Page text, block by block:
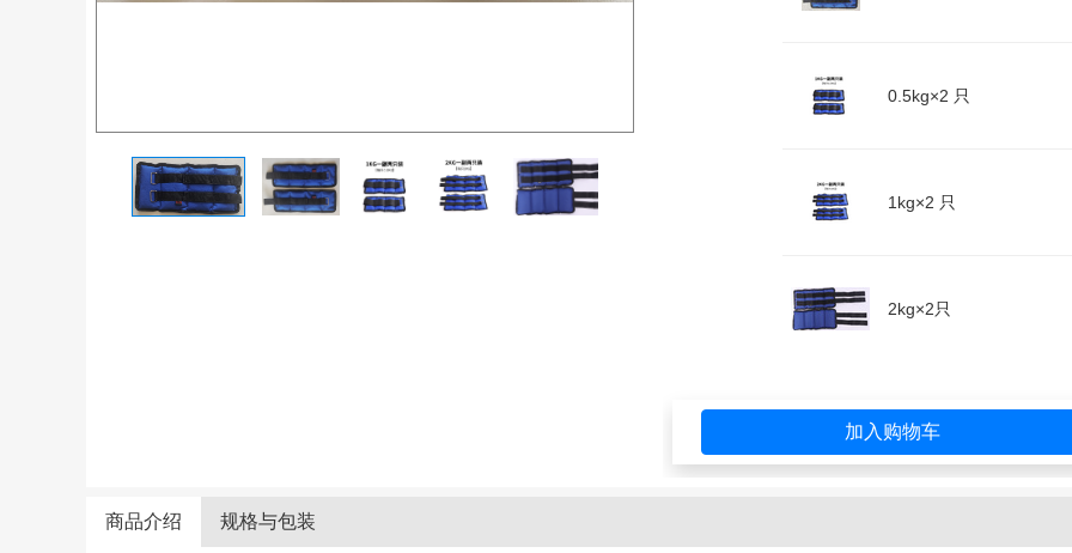
0.5kg×2 只
1kg×2 只
2kg×2只
加入购物车
商品介绍 规格与包装